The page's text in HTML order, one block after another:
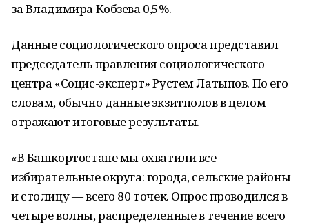
за Владимира Кобзева 0,5%.
Данные социологического опроса представил
председатель правления социологического
центра «Социс-эксперт» Рустем Латыпов. По его
словам, обычно данные экзитполов в целом
отражают итоговые результаты.
«В Башкортостане мы охватили все
избирательные округа: города, сельские районы
и столицу — всего 80 точек. Опрос проводился в
четыре волны, распределенные в течение всего